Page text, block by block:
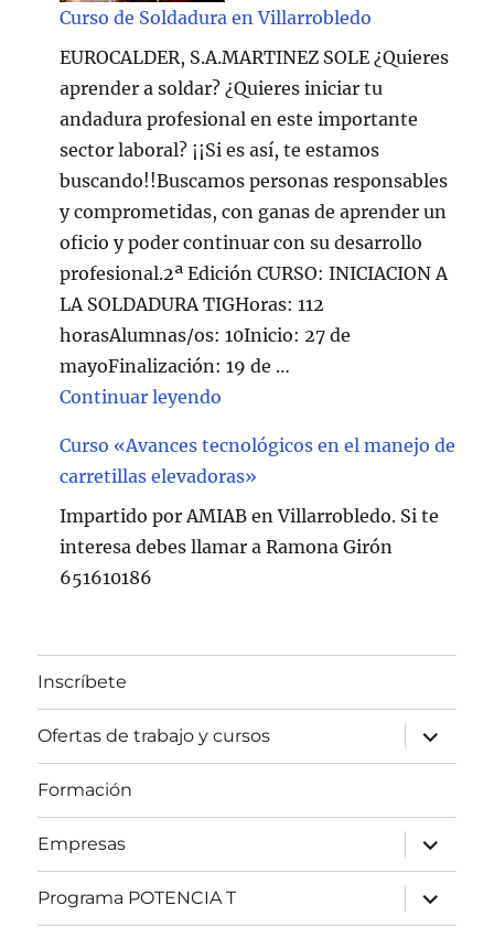
Curso de Soldadura en Villarrobledo
EUROCALDER, S.A.MARTINEZ SOLE ¿Quieres
aprender a soldar? ¿Quieres iniciar tu
andadura profesional en este importante
sector laboral? ¡¡Si es así, te estamos
buscando!!Buscamos personas responsables
y comprometidas, con ganas de aprender un
oficio y poder continuar con su desarrollo
profesional.2ª Edición CURSO: INICIACION A
LA SOLDADURA TIGHoras: 112
horasAlumnas/os: 10Inicio: 27 de
mayoFinalización: 19 de …
Continuar leyendo
Curso «Avances tecnológicos en el manejo de
carretillas elevadoras»
Impartido por AMIAB en Villarrobledo. Si te
interesa debes llamar a Ramona Girón
651610186
Inscríbete
Ofertas de trabajo y cursos
expande
el
menú
Formación
Empresas
expande
el
menú
inferior
Programa POTENCIA T
expande
el
menú